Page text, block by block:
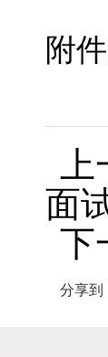
附
面
下
分享到